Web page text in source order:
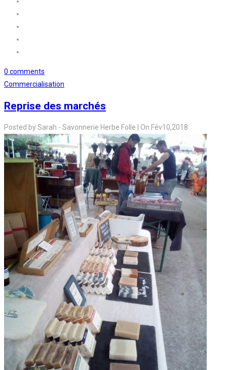
0 comments
Commercialisation
Reprise des marchés
Posted bySarah - Savonnerie Herbe Folle On Fév10,2018